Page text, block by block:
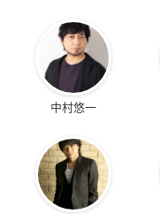
中村悠一